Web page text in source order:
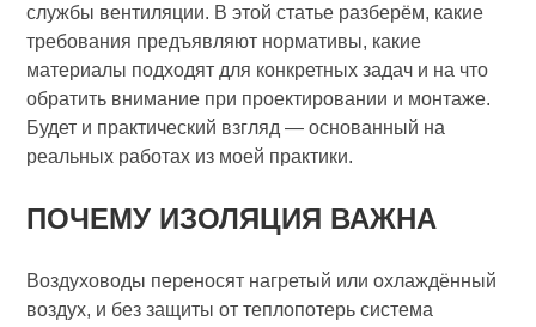
службы вентиляции. В этой статье разберём, какие
требования предъявляют нормативы, какие
материалы подходят для конкретных задач и на что
обратить внимание при проектировании и монтаже.
Будет и практический взгляд — основанный на
реальных работах из моей практики.
ПОЧЕМУ ИЗОЛЯЦИЯ ВАЖНА
Воздуховоды переносят нагретый или охлаждённый
воздух, и без защиты от теплопотерь система